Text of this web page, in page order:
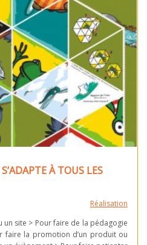
À TOUS LES
Réalisation
un site > Pour faire de la pédagogie
faire la promotion d’un produit ou